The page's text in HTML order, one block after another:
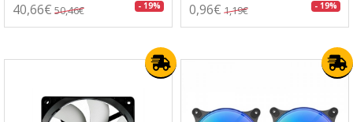
40,66€ 50,46€ - 19% 0,96€ 1,19€ - 19%